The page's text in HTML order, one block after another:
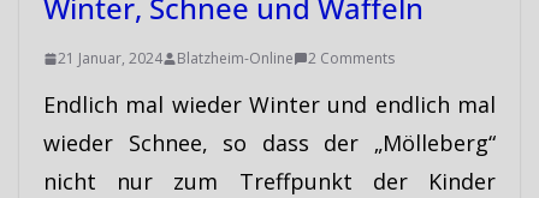
Winter, Schnee und Waffeln
21 Januar, 2024 Blatzheim-Online 2 Comments
Endlich mal wieder Winter und endlich mal
wieder Schnee, so dass der „Mölleberg“
nicht nur zum Treffpunkt der Kinder